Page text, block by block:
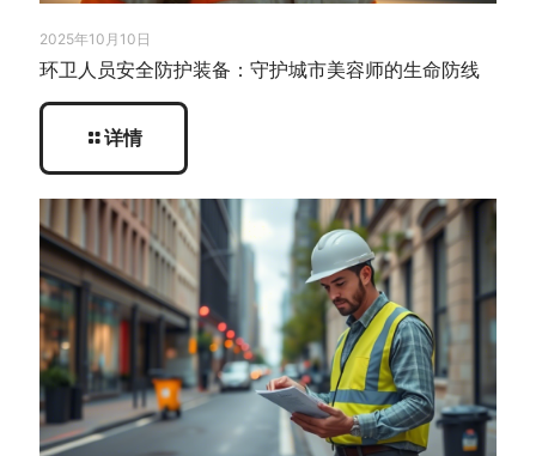
2025年10月10日
环卫人员安全防护装备：守护城市美容师的生命防线
详情